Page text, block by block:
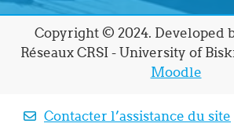
Copyright © 2024. Developed
Réseaux CRSI - University of
Moodle
Contacter l’assistance du site